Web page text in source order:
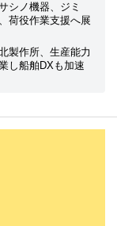
シノ機器、ジミ
荷役作業支援へ展
製作所、生産能力
し船舶DXも加速